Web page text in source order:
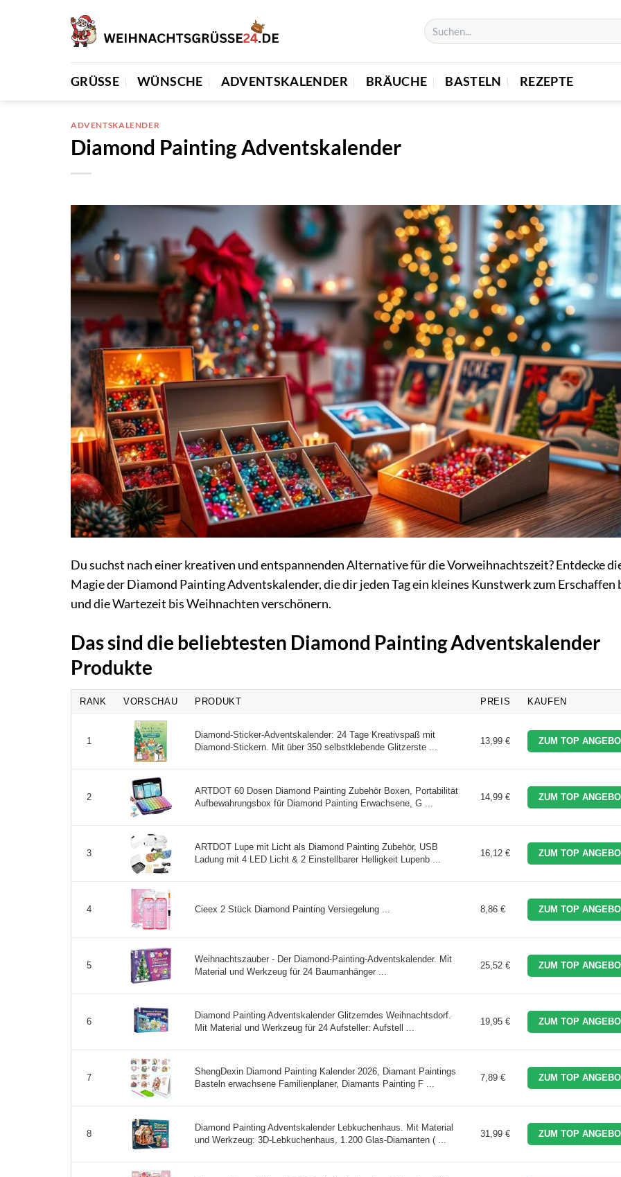
GRÜSSE WÜNSCHE ADVENTSKALENDER BRÄUCHE BASTELN REZEPTE
ADVENTSKALENDER
Diamond Painting Adventskalender
Du suchst nach einer kreativen und entspannenden Alternative für die Vorweihnachtszeit? Entdecke
Magie der Diamond Painting Adventskalender, die dir jeden Tag ein kleines Kunstwerk zum Erschaffen
und die Wartezeit bis Weihnachten verschönern.
Das sind die beliebtesten Diamond Painting Adventskalender
Produkte
RANK VORSCHAU PRODUKT PREIS KAUFEN
1
Diamond-Sticker-Adventskalender: 24 Tage Kreativspaß mit
Diamond-Stickern. Mit über 350 selbstklebende Glitzerste ...
13,99 € ZUM TOP
2
ARTDOT 60 Dosen Diamond Painting Zubehör Boxen, Portabilität
Aufbewahrungsbox für Diamond Painting Erwachsene, G ...
14,99 € ZUM TOP
3
ARTDOT Lupe mit Licht als Diamond Painting Zubehör, USB
Ladung mit 4 LED Licht & 2 Einstellbarer Helligkeit Lupenb ...
16,12 € ZUM TOP
4 Cieex 2 Stück Diamond Painting Versiegelung ... 8,86 € ZUM TOP
5
Weihnachtszauber - Der Diamond-Painting-Adventskalender. Mit
Material und Werkzeug für 24 Baumanhänger ...
25,52 € ZUM TOP
6
Diamond Painting Adventskalender Glitzerndes Weihnachtsdorf.
Mit Material und Werkzeug für 24 Aufsteller: Aufstell ...
19,95 € ZUM TOP
7
ShengDexin Diamond Painting Kalender 2026, Diamant Paintings
Basteln erwachsene Familienplaner, Diamants Painting F ...
7,89 € ZUM TOP
8
Diamond Painting Adventskalender Lebkuchenhaus. Mit Material
und Werkzeug: 3D-Lebkuchenhaus, 1.200 Glas-Diamanten ( ...
31,99 € ZUM TOP